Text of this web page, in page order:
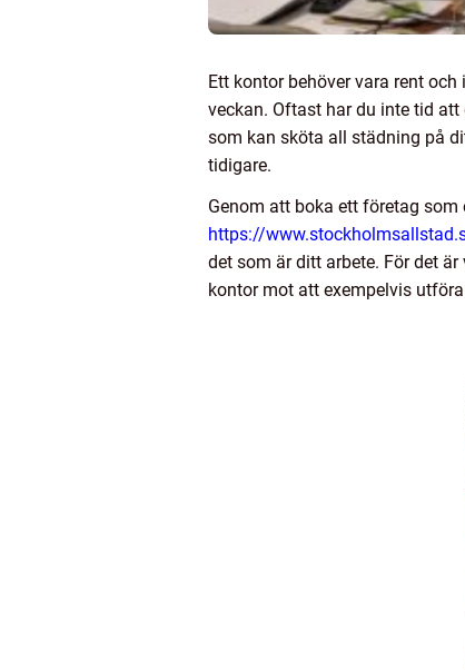
Ett kontor behöver vara rent
veckan. Oftast har du inte tid
som kan sköta all städning på
tidigare.
Genom att boka ett företag
https://
det som är ditt arbete. För det
kontor mot att exempelvis